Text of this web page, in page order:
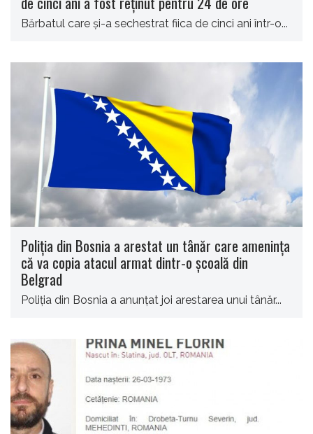
Bărbatul care şi-a sechestrat fiica de cinci ani într-o...
Poliția din Bosnia a arestat un tânăr care amenința
că va copia atacul armat dintr-o școală din
Belgrad
Poliţia din Bosnia a anunţat joi arestarea unui tânăr...